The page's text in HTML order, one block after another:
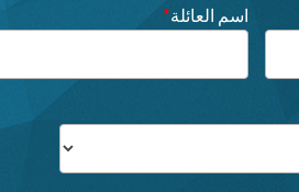
اسم العائلة*